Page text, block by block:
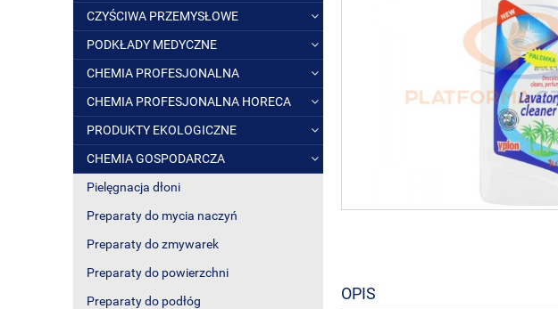
CZYŚCIWA PRZEMYSŁOWE
PODKŁADY MEDYCZNE
CHEMIA PROFESJONALNA
CHEMIA PROFESJONALNA HORECA
PRODUKTY EKOLOGICZNE
CHEMIA GOSPODARCZA
Pielęgnacja dłoni
Preparaty do mycia naczyń
Preparaty do zmywarek
Preparaty do powierzchni
Preparaty do podłóg
OPIS